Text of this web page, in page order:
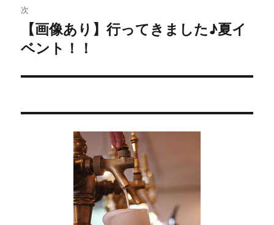
ゲ
ー
シ
投
稿:
次
の
稿:
【画像あり】行ってきました♪夏イ
ベント！！